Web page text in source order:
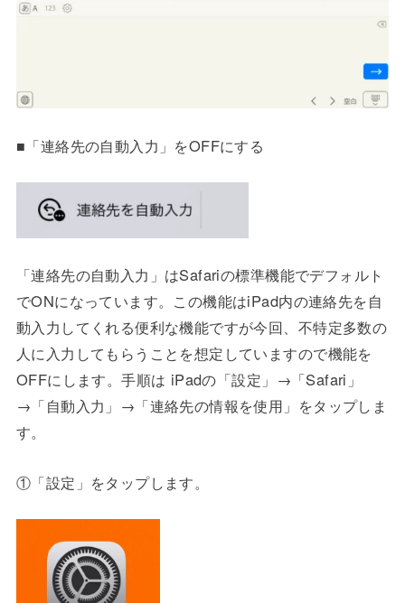
■「連絡先の自動入力」をOFFにする
「連絡先の自動入力」はSafariの標準機能でデフォルト
でONになっています。この機能はiPad内の連絡先を自
動入力してくれる便利な機能ですが今回、不特定多数の
人に入力してもらうことを想定していますので機能を
OFFにします。手順は iPadの「設定」→「Safari」
→「自動入力」→「連絡先の情報を使用」をタップしま
す。
①「設定」をタップします。